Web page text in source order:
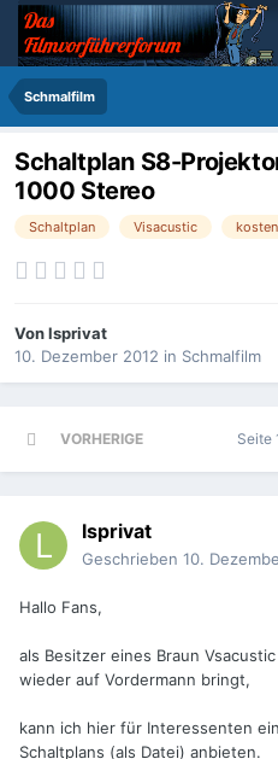
Schmalfilm
Schaltplan S8-
1000 Stereo
Schaltplan Visacustic
Vonlsprivat
10. Dezember 2012 in Schmalfilm
VORHERIGE Seite
lsprivat
Geschrieben 10.
Hallo Fans,
als Besitzer eines Braun
wieder auf Vordermann bringt,
kann ich hier für Interessenten
Schaltplans (als Datei) anbieten.